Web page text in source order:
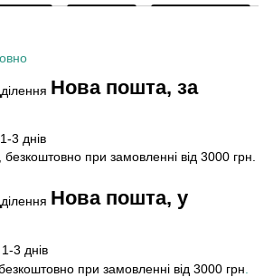
Нова пошта, за
1-3 днів
безкоштовно при замовленні від 3000 грн.
Нова пошта, у
1-3 днів
при замовленні від 3000 грн